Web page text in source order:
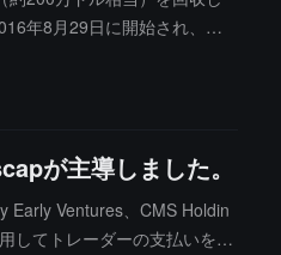
年8月29日に開始され、同
、返金メカニズムをトリガ
が主導しました。
Early Ventures、CMS Holdin
してトレーダーの支払いを自